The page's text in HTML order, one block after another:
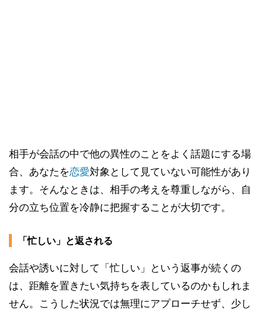
相手が会話の中で他の異性のことをよく話題にする場
合、あなたを恋愛対象として見ていない可能性があり
ます。そんなときは、相手の考えを尊重しながら、自
分の立ち位置を冷静に把握することが大切です。
「忙しい」と返される
会話や誘いに対して「忙しい」という返事が続くの
は、距離を置きたい気持ちを表しているのかもしれま
せん。こうした状況では無理にアプローチせず、少し